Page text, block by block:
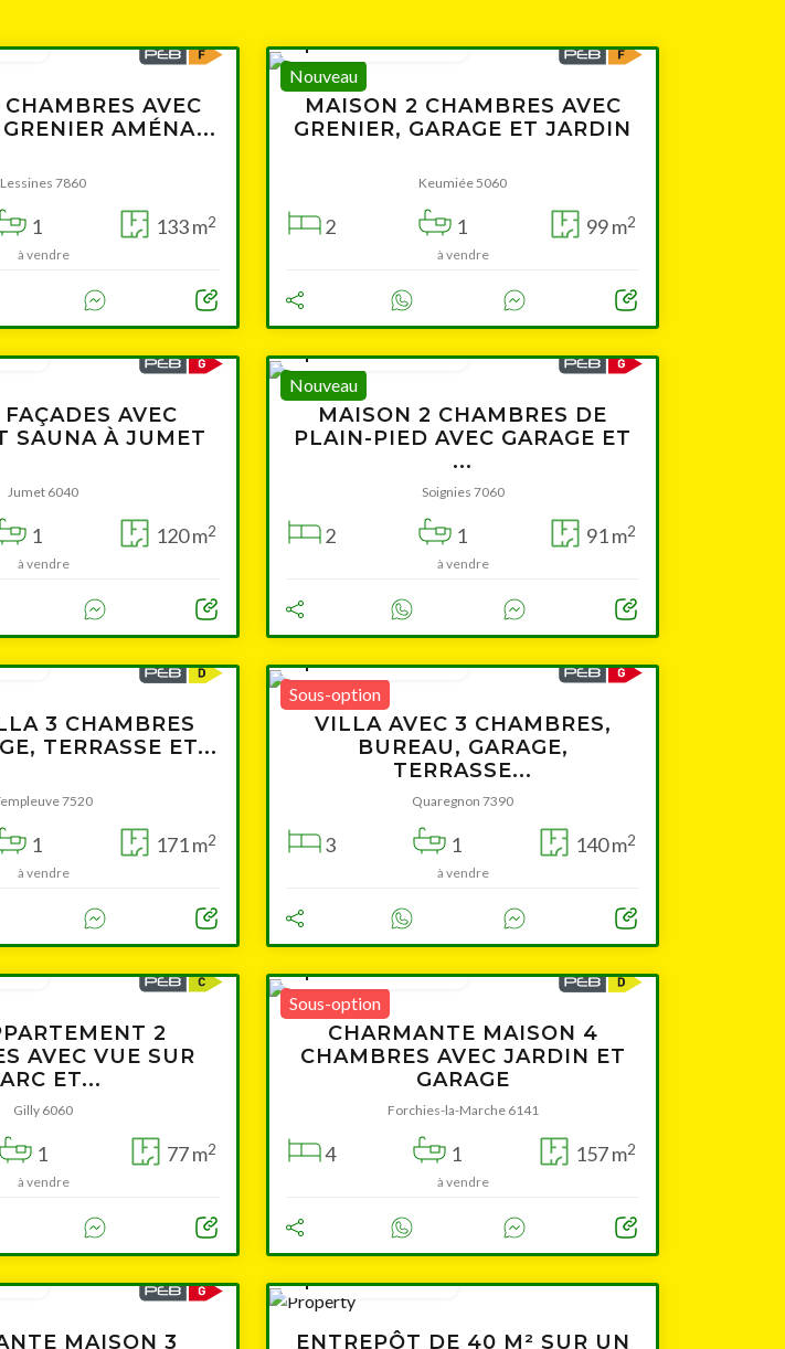
€
AVEC
AMÉNA...
Lessines 7860
1 133 m2
à vendre
Nouveau
à partir de 175 000 €
MAISON 2 CHAMBRES AVEC
GRENIER, GARAGE ET JARDIN
Keumiée 5060
2 1 99 m2
à vendre
€
AVEC
SAUNA À JUMET
Jumet 6040
1 120 m2
à vendre
Nouveau
à partir de 249 000 €
MAISON 2 CHAMBRES DE
PLAIN-PIED AVEC GARAGE ET
...
Soignies 7060
2 1 91 m2
à vendre
€
3 CHAMBRES
TERRASSE ET...
7520
1 171 m2
à vendre
Sous-option
à partir de 189 000 €
VILLA AVEC 3 CHAMBRES,
BUREAU, GARAGE,
TERRASSE...
Quaregnon 7390
3 1 140 m2
à vendre
€
2
AVEC VUE SUR
ET...
Gilly 6060
1 77 m2
à vendre
Sous-option
à partir de 169 000 €
CHARMANTE MAISON 4
CHAMBRES AVEC JARDIN ET
GARAGE
Forchies-la-Marche 6141
4 1 157 m2
à vendre
€
MAISON 3
à partir de 49 000 €
ENTREPÔT DE 40 M² SUR UN